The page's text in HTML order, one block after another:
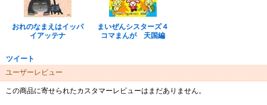
おれのなまえはイッパ
イアッテナ
まいぜんシスターズ４
コマまんが 天国編
ツイート
ユーザーレビュー
この商品に寄せられたカスタマーレビューはまだありません。